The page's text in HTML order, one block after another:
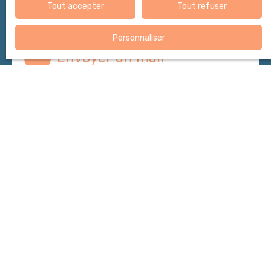
+33 3 65 65 56 01
Envoyer un mail
Tout accepter Tout refuser
Personnaliser